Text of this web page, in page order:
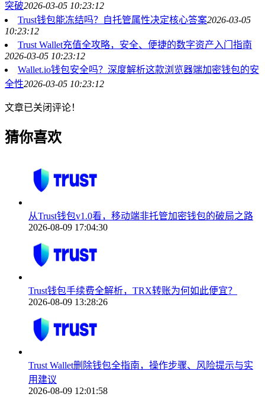
突破2026-03-05 10:23:12
Trust钱包能冻结吗？自托管属性决定核心答案2026-03-05
10:23:12
Trust Wallet充值全攻略，安全、便捷的数字资产入门指南
2026-03-05 10:23:12
Wallet.io钱包安全吗？深度解析这款浏览器端加密钱包的安
全性2026-03-05 10:23:12
文章已关闭评论！
猜你喜欢
从Trust钱包v1.0看，移动端非托管加密钱包的破局之路
2026-08-09 17:04:30
Trust钱包手续费全解析，TRX转账为何如此便宜？
2026-08-09 13:28:26
Trust Wallet删除钱包全指南，操作步骤、风险提示与实
用建议
2026-08-09 12:01:58